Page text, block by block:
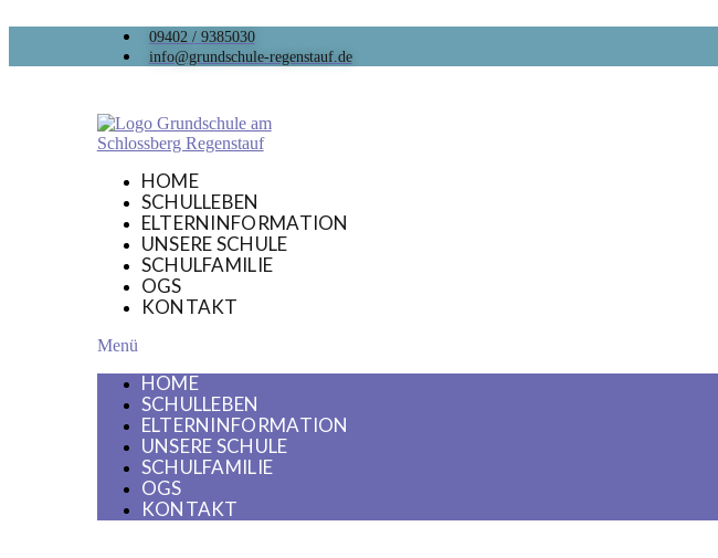
09402 / 9385030
info@grundschule-regenstauf.de
HOME
SCHULLEBEN
ELTERNINFORMATION
UNSERE SCHULE
SCHULFAMILIE
OGS
KONTAKT
Menü
HOME
SCHULLEBEN
ELTERNINFORMATION
UNSERE SCHULE
SCHULFAMILIE
OGS
KONTAKT